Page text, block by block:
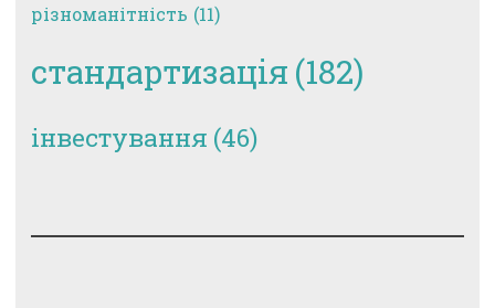
різноманітність (11)
стандартизація (182)
інвестування (46)